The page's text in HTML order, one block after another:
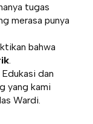
tugas
merasa punya
bahwa
.
dan
yang kami
Wardi.